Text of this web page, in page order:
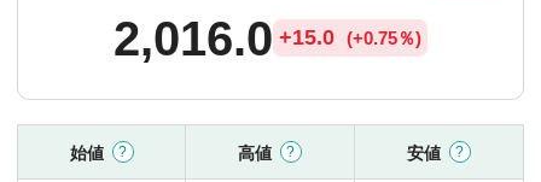
2,016.0 +15.0 (+0.75％)
始値 高値 安値